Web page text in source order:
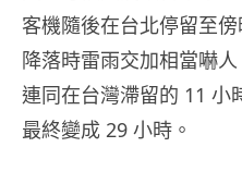
客機隨後在台北停留至
降落時雷雨交加相當嚇
連同在台灣滯留的 11 小
最終變成 29 小時。